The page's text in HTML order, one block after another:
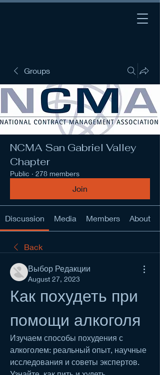
Groups
NCMA San Gabriel Valley
Chapter
Public · 278 members
Join
Discussion Media Members About
Back
Выбор Редакции
August 27, 2023
Как похудеть при
помощи алкоголя
Изучаем способы похудения с
алкоголем: реальный опыт, научные
исследования и советы экспертов.